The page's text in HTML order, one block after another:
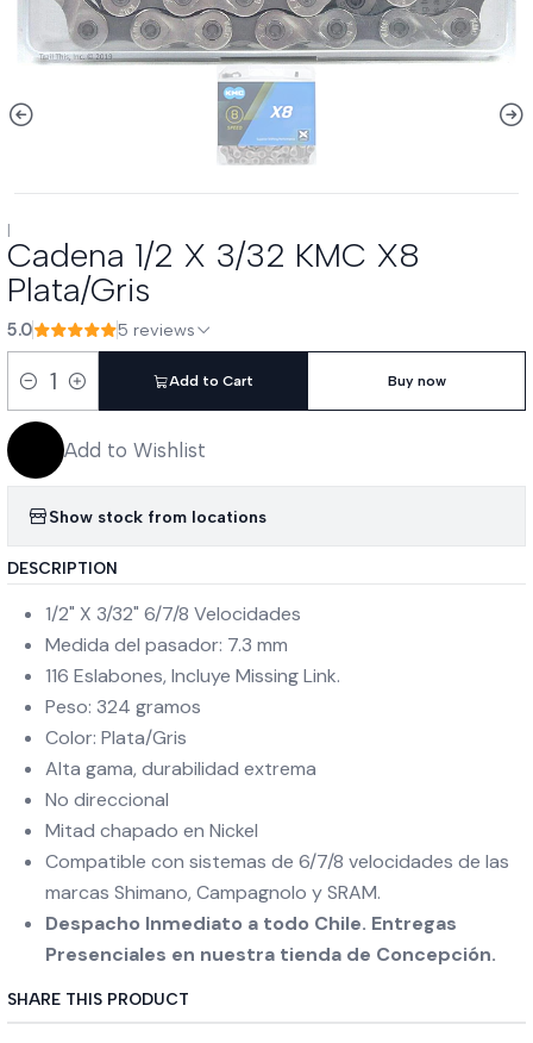
|
Cadena 1/2 X 3/32 KMC X8
Plata/Gris
5.0 5 reviews
Quantity
Add to Cart Buy now
Add to Wishlist
Show stock from locations
DESCRIPTION
1/2" X 3/32" 6/7/8 Velocidades
Medida del pasador: 7.3 mm
116 Eslabones, Incluye Missing Link.
Peso: 324 gramos
Color: Plata/Gris
Alta gama, durabilidad extrema
No direccional
Mitad chapado en Nickel
Compatible con sistemas de 6/7/8 velocidades de las
marcas Shimano, Campagnolo y SRAM.
Despacho Inmediato a todo Chile. Entregas
Presenciales en nuestra tienda de Concepción.
SHARE THIS PRODUCT